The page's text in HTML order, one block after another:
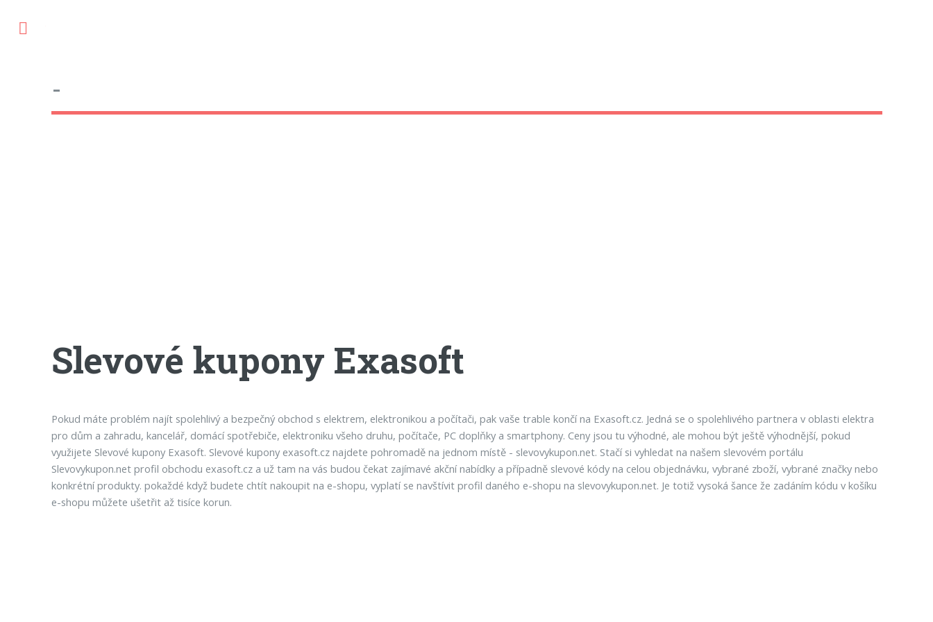
-
Slevové kupony Exasoft
Pokud máte problém najít spolehlivý a bezpečný obchod s elektrem, elektronikou a počítači, pak vaše trable končí na Exasoft.cz. Jedná se o spolehlivého partnera v oblasti elektra
pro dům a zahradu, kancelář, domácí spotřebiče, elektroniku všeho druhu, počítače, PC doplňky a smartphony. Ceny jsou tu výhodné, ale mohou být ještě výhodnější, pokud
využijete Slevové kupony Exasoft. Slevové kupony exasoft.cz najdete pohromadě na jednom místě - slevovykupon.net. Stačí si vyhledat na našem slevovém portálu
Slevovykupon.net profil obchodu exasoft.cz a už tam na vás budou čekat zajímavé akční nabídky a případně slevové kódy na celou objednávku, vybrané zboží, vybrané značky nebo
konkrétní produkty. pokaždé když budete chtít nakoupit na e-shopu, vyplatí se navštívit profil daného e-shopu na slevovykupon.net. Je totiž vysoká šance že zadáním kódu v košíku
e-shopu můžete ušetřit až tisíce korun.